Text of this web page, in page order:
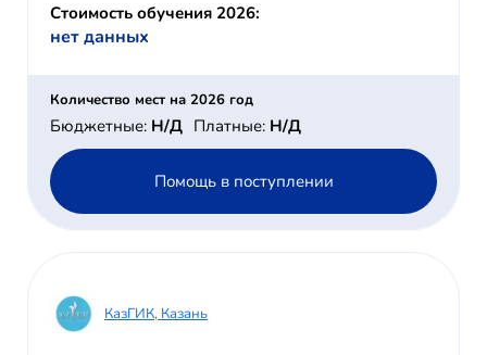
Стоимость обучения 2026:
нет данных
Количество мест на 2026 год
Бюджетные: Н/Д Платные: Н/Д
Помощь в поступлении
КазГИК, Казань